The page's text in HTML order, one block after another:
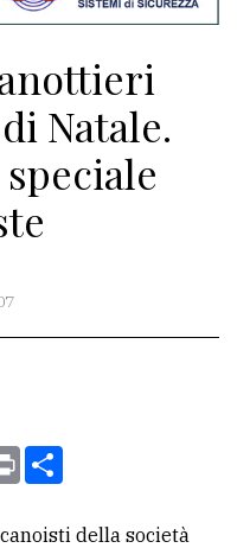
Natale.
Print
della società